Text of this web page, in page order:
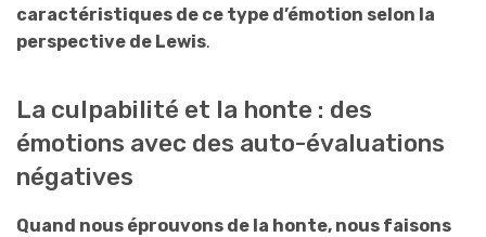
caractéristiques de ce type d’émotion selon la
perspective de Lewis.
La culpabilité et la honte : des
émotions avec des auto-évaluations
négatives
Quand nous éprouvons de la honte, nous faisons